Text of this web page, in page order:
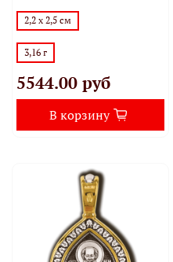
2,2 х 2,5 см
3,16 г
5544.00 руб
В корзину